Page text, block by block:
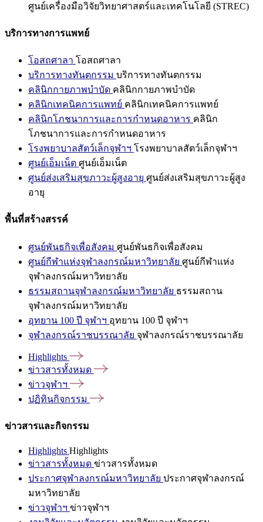
ศูนย์เครื่องมือวิจัยวิทยาศาสตร์และเทคโนโลยี (STREC)
บริการทางการแพทย์
โอสถศาลา โอสถศาลา
บริการทางทันตกรรม บริการทางทันตกรรม
คลินิกกายภาพบำบัด คลินิกกายภาพบำบัด
คลินิกเทคนิคการแพทย์ คลินิกเทคนิคการแพทย์
คลินิกโภชนาการและการกำหนดอาหาร คลินิก
โภชนาการและการกำหนดอาหาร
โรงพยาบาลสัตว์เล็กจุฬาฯ โรงพยาบาลสัตว์เล็กจุฬาฯ
ศูนย์เอ็มเน็ต ศูนย์เอ็มเน็ต
ศูนย์ส่งเสริมสุขภาวะผู้สูงอายุ ศูนย์ส่งเสริมสุขภาวะผู้สูง
อายุ
พื้นที่สร้างสรรค์
ศูนย์พันธกิจเพื่อสังคม ศูนย์พันธกิจเพื่อสังคม
ศูนย์กีฬาแห่งจุฬาลงกรณ์มหาวิทยาลัย ศูนย์กีฬาแห่ง
จุฬาลงกรณ์มหาวิทยาลัย
ธรรมสถานจุฬาลงกรณ์มหาวิทยาลัย ธรรมสถาน
จุฬาลงกรณ์มหาวิทยาลัย
อุทยาน 100 ปี จุฬาฯ อุทยาน 100 ปี จุฬาฯ
จุฬาลงกรณ์ราชบรรณาลัย จุฬาลงกรณ์ราชบรรณาลัย
Highlights
ข่าวสารทั้งหมด
ข่าวจุฬาฯ
ปฏิทินกิจกรรม
ข่าวสารและกิจกรรม
Highlights Highlights
ข่าวสารทั้งหมด ข่าวสารทั้งหมด
ประกาศจุฬาลงกรณ์มหาวิทยาลัย ประกาศจุฬาลงกรณ์
มหาวิทยาลัย
ข่าวจุฬาฯ ข่าวจุฬาฯ